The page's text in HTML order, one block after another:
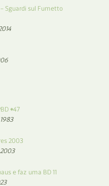
Sguardi sul Fumetto
#47
2003
e faz uma BD 11